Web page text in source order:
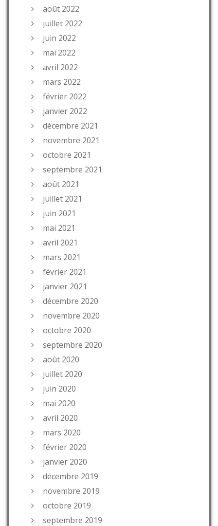
août 2022
juillet 2022
juin 2022
mai 2022
avril 2022
mars 2022
février 2022
janvier 2022
décembre 2021
novembre 2021
octobre 2021
septembre 2021
août 2021
juillet 2021
juin 2021
mai 2021
avril 2021
mars 2021
février 2021
janvier 2021
décembre 2020
novembre 2020
octobre 2020
septembre 2020
août 2020
juillet 2020
juin 2020
mai 2020
avril 2020
mars 2020
février 2020
janvier 2020
décembre 2019
novembre 2019
octobre 2019
septembre 2019